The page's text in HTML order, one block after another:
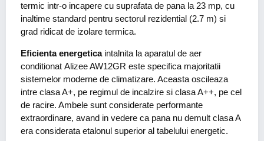
termic intr-o incapere cu suprafata de pana la 23 mp, cu
inaltime standard pentru sectorul rezidential (2.7 m) si
grad ridicat de izolare termica.
Eficienta energeticaintalnita la aparatul de aer
conditionat Alizee AW12GR este specifica majoritatii
sistemelor moderne de climatizare. Aceasta oscileaza
intre clasa A+, pe regimul de incalzire si clasa A++, pe cel
de racire. Ambele sunt considerate performante
extraordinare, avand in vedere ca pana nu demult clasa A
era considerata etalonul superior al tabelului energetic.